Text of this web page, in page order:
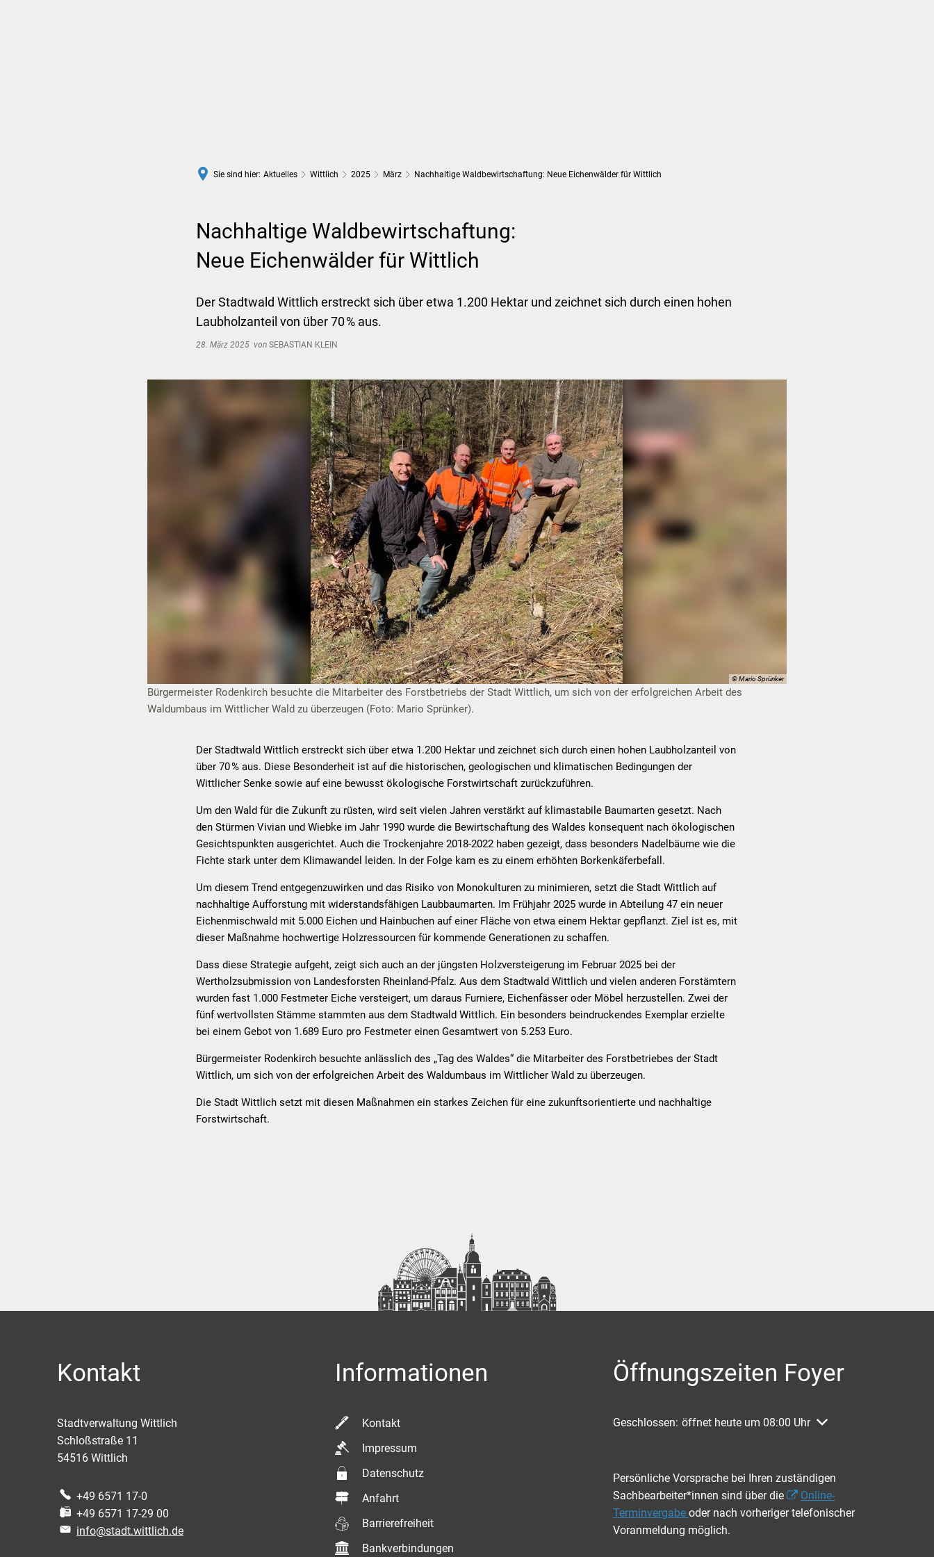
Sie sind hier: Aktuelles Wittlich 2025 März Nachhaltige Waldbewirtschaftung: Neue Eichenwälder für Wittlich
Nachhaltige Waldbewirtschaftung:
Neue Eichenwälder für Wittlich
Der Stadtwald Wittlich erstreckt sich über etwa 1.200 Hektar und zeichnet sich durch einen hohen
Laubholzanteil von über 70 % aus.
28. März 2025 von SEBASTIAN KLEIN
© Mario Sprünker
Bürgermeister Rodenkirch besuchte die Mitarbeiter des Forstbetriebs der Stadt Wittlich, um sich von der erfolgreichen Arbeit des
Waldumbaus im Wittlicher Wald zu überzeugen (Foto: Mario Sprünker).
Der Stadtwald Wittlich erstreckt sich über etwa 1.200 Hektar und zeichnet sich durch einen hohen Laubholzanteil von
über 70 % aus. Diese Besonderheit ist auf die historischen, geologischen und klimatischen Bedingungen der
Wittlicher Senke sowie auf eine bewusst ökologische Forstwirtschaft zurückzuführen.
Um den Wald für die Zukunft zu rüsten, wird seit vielen Jahren verstärkt auf klimastabile Baumarten gesetzt. Nach
den Stürmen Vivian und Wiebke im Jahr 1990 wurde die Bewirtschaftung des Waldes konsequent nach ökologischen
Gesichtspunkten ausgerichtet. Auch die Trockenjahre 2018-2022 haben gezeigt, dass besonders Nadelbäume wie die
Fichte stark unter dem Klimawandel leiden. In der Folge kam es zu einem erhöhten Borkenkäferbefall.
Um diesem Trend entgegenzuwirken und das Risiko von Monokulturen zu minimieren, setzt die Stadt Wittlich auf
nachhaltige Aufforstung mit widerstandsfähigen Laubbaumarten. Im Frühjahr 2025 wurde in Abteilung 47 ein neuer
Eichenmischwald mit 5.000 Eichen und Hainbuchen auf einer Fläche von etwa einem Hektar gepflanzt. Ziel ist es, mit
dieser Maßnahme hochwertige Holzressourcen für kommende Generationen zu schaffen.
Dass diese Strategie aufgeht, zeigt sich auch an der jüngsten Holzversteigerung im Februar 2025 bei der
Wertholzsubmission von Landesforsten Rheinland-Pfalz. Aus dem Stadtwald Wittlich und vielen anderen Forstämtern
wurden fast 1.000 Festmeter Eiche versteigert, um daraus Furniere, Eichenfässer oder Möbel herzustellen. Zwei der
fünf wertvollsten Stämme stammten aus dem Stadtwald Wittlich. Ein besonders beindruckendes Exemplar erzielte
bei einem Gebot von 1.689 Euro pro Festmeter einen Gesamtwert von 5.253 Euro.
Bürgermeister Rodenkirch besuchte anlässlich des „Tag des Waldes“ die Mitarbeiter des Forstbetriebes der Stadt
Wittlich, um sich von der erfolgreichen Arbeit des Waldumbaus im Wittlicher Wald zu überzeugen.
Die Stadt Wittlich setzt mit diesen Maßnahmen ein starkes Zeichen für eine zukunftsorientierte und nachhaltige
Forstwirtschaft.
Kontakt
Stadtverwaltung Wittlich
Schloßstraße 11
54516 Wittlich
+49 6571 17-0
+49 6571 17-29 00
info@stadt.wittlich.de
Informationen
Kontakt
Impressum
Datenschutz
Anfahrt
Barrierefreiheit
Bankverbindungen
Öffnungszeiten Foyer
Klicken, um weitere Öffnungs- oder Schließzeiten auszublenden
Geschlossen: öffnet heute um 08:00 Uhr
Persönliche Vorsprache bei Ihren zuständigen
Sachbearbeiter*innen sind über die
Online-
Terminvergabe oder nach vorheriger telefonischer
Voranmeldung möglich.